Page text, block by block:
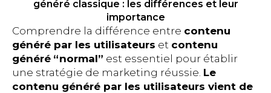
généré classique : les différences et leur
importance
Comprendre la différence entre contenu
généré par les utilisateurs et contenu
généré “normal” est essentiel pour établir
une stratégie de marketing réussie. Le
contenu généré par les utilisateurs vient de